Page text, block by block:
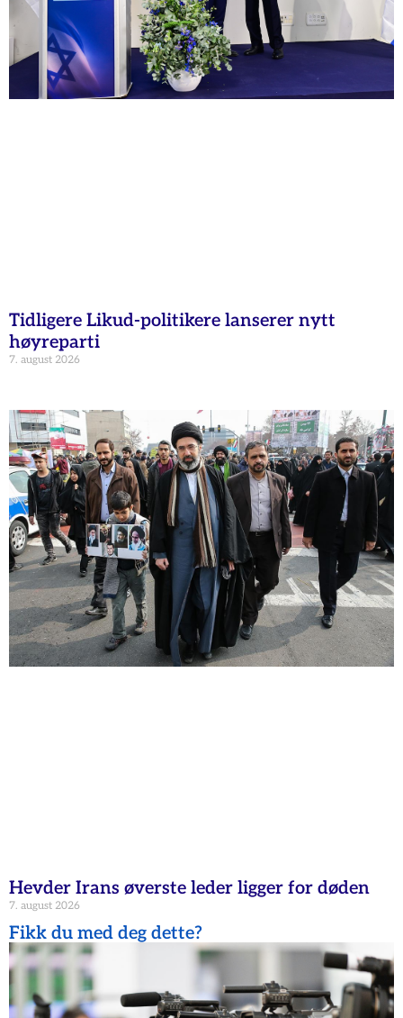
Tidligere Likud-politikere lanserer nytt
høyreparti
7. august 2026
Hevder Irans øverste leder ligger for døden
7. august 2026
Fikk du med deg dette?